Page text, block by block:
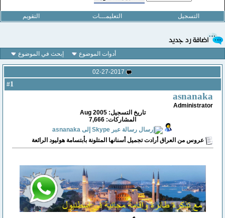
التسجيل التعليمـــات التقويم
أدوات الموضوع إبحث في الموضوع
02-27-2017
asnanaka
Administrator
تاريخ التسجيل: Aug 2005
المشاركات: 7,666
عروس من العراق أرادت تجميل أسنانها المتلونة بأبتسامة هوليود الرائعة